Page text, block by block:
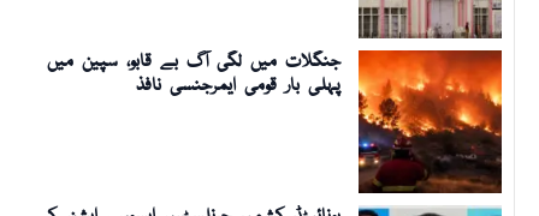
جنگلات میں لگی آگ بے قابو، سپین میں
پہلی بار قومی ایمرجنسی نافذ